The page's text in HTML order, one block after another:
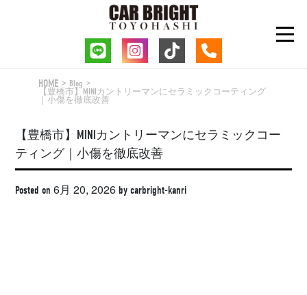
HOME
Blog
【豊橋市】MINIカントリーマンにセラミックコーティング
｜小傷を徹底改善
【豊橋市】MINIカントリーマンにセラミックコー
ティング｜小傷を徹底改善
Posted on6月 20, 2026 bycarbright-kanri